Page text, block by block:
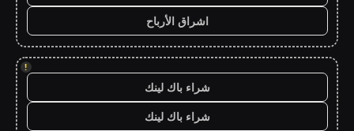
اشراق الأرباح
!
شراء باك لينك
شراء باك لينك